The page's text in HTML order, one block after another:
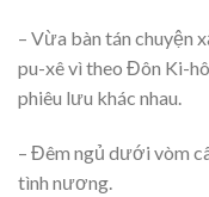
– Vừa bàn tán chuyện
pu-xê vì theo Đôn Ki-
phiêu lưu khác nhau.
– Đêm ngủ dưới vòm
tình nương.